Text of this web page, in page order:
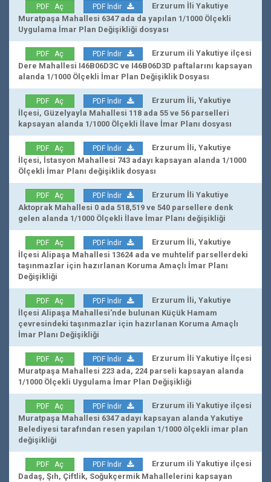
PDF Aç PDF İndir
Erzurum İli Yakutiye
Muratpaşa Mahallesi 6347 ada da yapılan 1/1000 Ölçekli
Uygulama İmar Plan Değişikliği dosyası
PDF Aç PDF İndir
Erzurum ili Yakutiye ilçesi
Dere Mahallesi I46B06D3C ve I46B06D3D paftalarını kapsayan
alanda 1/1000 Ölçekli İmar Plan Değişiklik Dosyası
PDF Aç PDF İndir
Erzurum İli, Yakutiye
İlçesi, Güzelyayla Mahallesi 118 ada 55 ve 56 parselleri
kapsayan alanda 1/1000 Ölçekli İlave İmar Planı dosyası
PDF Aç PDF İndir
Erzurum İli, Yakutiye
İlçesi, İstasyon Mahallesi 743 adayı kapsayan alanda 1/1000
Ölçekli İmar Planı değişiklik dosyası
PDF Aç PDF İndir
Erzurum İli Yakutiye
Aktoprak Mahallesi 0 ada 518,519 ve 540 parsellere denk
gelen alanda 1/1000 Ölçekli İlave İmar Planı değişikliği
PDF Aç PDF İndir
Erzurum İli, Yakutiye
İlçesi Alipaşa Mahallesi 13624 ada ve muhtelif parsellerdeki
taşınmazlar için hazırlanan Koruma Amaçlı İmar Planı
Değişikliği
PDF Aç PDF İndir
Erzurum İli, Yakutiye
İlçesi Alipaşa Mahallesi'nde bulunan Küçük Hamam
çevresindeki taşınmazlar için hazırlanan Koruma Amaçlı
İmar Planı Değişikliği
PDF Aç PDF İndir
Erzurum İli Yakutiye İlçesi
Muratpaşa Mahallesi 223 ada, 224 parseli kapsayan alanda
1/1000 Ölçekli Uygulama İmar Plan Değişikliği
PDF Aç PDF İndir
Erzurum ili Yakutiye ilçesi
Muratpaşa Mahallesi 6347 adayı kapsayan alanda Yakutiye
Belediyesi tarafından resen yapılan 1/1000 ölçekli imar plan
değişikliği
PDF Aç PDF İndir
Erzurum ili Yakutiye ilçesi
Dadaş, Şıh, Çiftlik, Soğukçermik Mahallelerini kapsayan